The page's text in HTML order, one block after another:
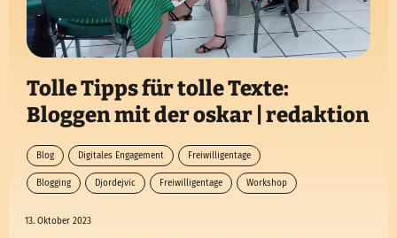
Tolle Tipps für tolle Texte:
Bloggen mit der oskar | redaktion
Blog Digitales Engagement Freiwilligentage
Blogging Djordejvic Freiwilligentage Workshop
13. Oktober 2023